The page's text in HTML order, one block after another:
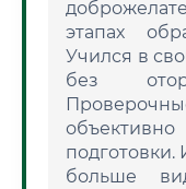
этапах
Учился в
без
больше